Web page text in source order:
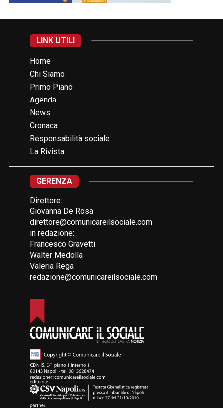
LINK UTILI
Home
Chi Siamo
Primo Piano
Agenda
News
Cronaca
Responsabilità sociale
La Rivista
GERENZA
Direttore:
Giovanna De Rosa
direttore@comunicareilsociale.com
in redazione:
Francesco Gravetti
Walter Medolla
Valeria Rega
redazione@comunicareilsociale.com